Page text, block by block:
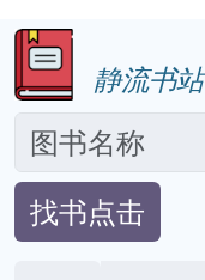
静流书站
找书点击